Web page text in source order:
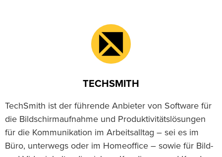
TECHSMITH
TechSmith ist der führende Anbieter von Software für
die Bildschirmaufnahme und Produktivitätslösungen
für die Kommunikation im Arbeitsalltag – sei es im
Büro, unterwegs oder im Homeoffice – sowie für Bild-